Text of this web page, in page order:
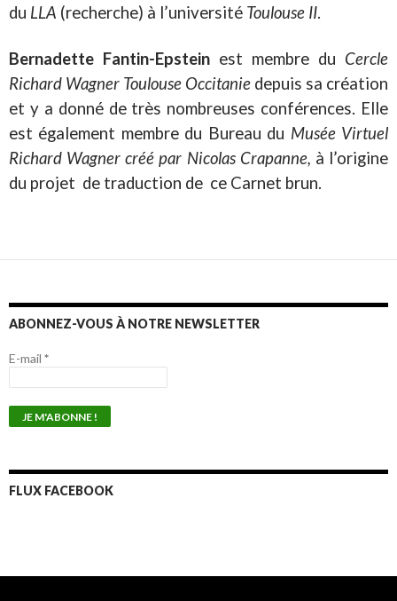
du LLA (recherche) à l’université Toulouse II.
Bernadette Fantin-Epstein est membre du Cercle
Richard Wagner Toulouse Occitanie depuis sa création
et y a donné de très nombreuses conférences. Elle
est également membre du Bureau du Musée Virtuel
Richard Wagner créé par Nicolas Crapanne, à l’origine
du projet de traduction de ce Carnet brun.
ABONNEZ-VOUS À NOTRE NEWSLETTER
E-mail *
FLUX FACEBOOK